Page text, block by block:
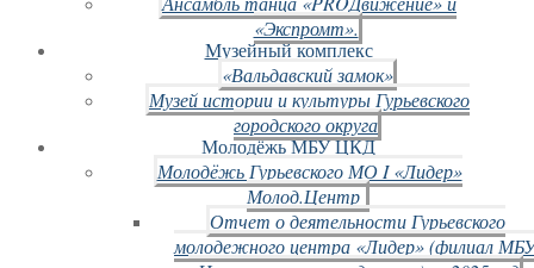
«Экспромт».
Музейный комплекс
«Вальдавский замок»
Музей истории и культуры Гурьевского
городского округа
Молодёжь МБУ ЦКД
Молодёжь Гурьевского МО I «Лидер»
Молод.Центр
Отчет о деятельности Гурьевского
молодежного центра «Лидер» (филиал